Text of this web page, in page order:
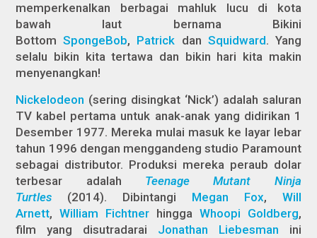
memperkenalkan berbagai mahluk lucu di kota
bawah laut bernama Bikini
BottomSpongeBob, Patrick dan Squidward. Yang
selalu bikin kita tertawa dan bikin hari kita makin
menyenangkan!
Nickelodeon (sering disingkat ‘Nick’) adalah saluran
TV kabel pertama untuk anak-anak yang didirikan 1
Desember 1977. Mereka mulai masuk ke layar lebar
tahun 1996 dengan menggandeng studio Paramount
sebagai distributor. Produksi mereka peraub dolar
terbesar adalah Teenage Mutant Ninja
Turtles
(2014). Dibintangi Megan Fox, Will
Arnett,William Fichtner hingga Whoopi Goldberg,
film yang disutradarai Jonathan Liebesman ini